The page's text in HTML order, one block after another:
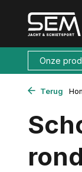
Onze
Terug